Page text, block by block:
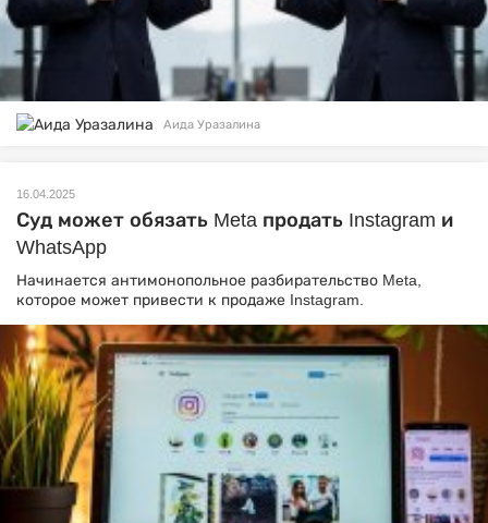
Аида Уразалина
16.04.2025
Суд может обязать Meta продать Instagram и
WhatsApp
Начинается антимонопольное разбирательство Meta,
которое может привести к продаже Instagram.